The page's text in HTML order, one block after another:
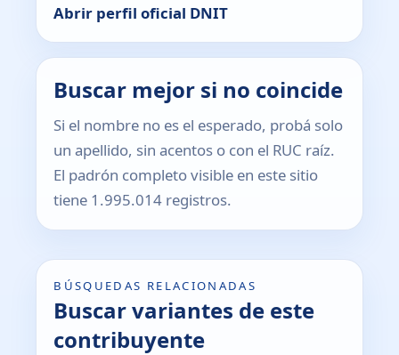
Abrir perfil oficial DNIT
Buscar mejor si no coincide
Si el nombre no es el esperado, probá solo
un apellido, sin acentos o con el RUC raíz.
El padrón completo visible en este sitio
tiene 1.995.014 registros.
BÚSQUEDAS RELACIONADAS
Buscar variantes de este
contribuyente